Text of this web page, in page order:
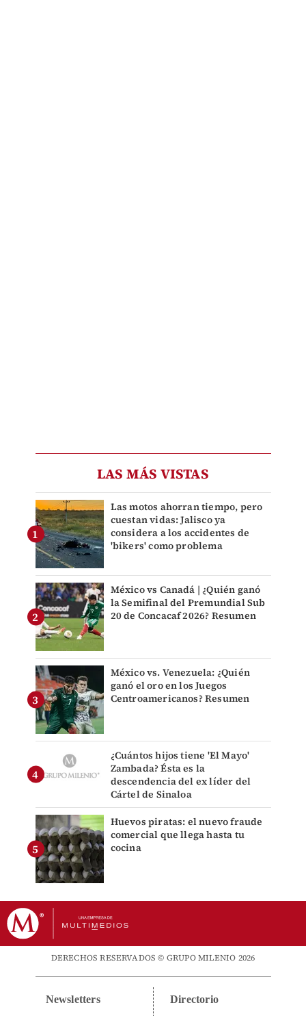
LAS MÁS VISTAS
Las motos ahorran tiempo, pero
cuestan vidas: Jalisco ya
considera a los accidentes de
'bikers' como problema
México vs Canadá | ¿Quién ganó
la Semifinal del Premundial Sub
20 de Concacaf 2026? Resumen
México vs. Venezuela: ¿Quién
ganó el oro en los Juegos
Centroamericanos? Resumen
¿Cuántos hijos tiene 'El Mayo'
Zambada? Ésta es la
descendencia del ex líder del
Cártel de Sinaloa
Huevos piratas: el nuevo fraude
comercial que llega hasta tu
cocina
DERECHOS RESERVADOS © GRUPO MILENIO 2026
Newsletters Directorio